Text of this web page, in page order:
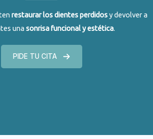
restaurar los dientes perdidosy devolver a
una sonrisa funcional y estética.
PIDE TU CITA